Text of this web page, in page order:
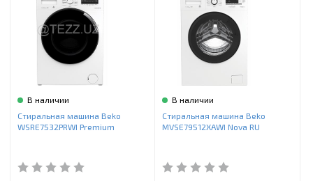
В наличии
Стиральная машина Beko
WSRE7532PRWI Premium
В наличии
Стиральная машина Beko
MVSE79512XAWI Nova RU